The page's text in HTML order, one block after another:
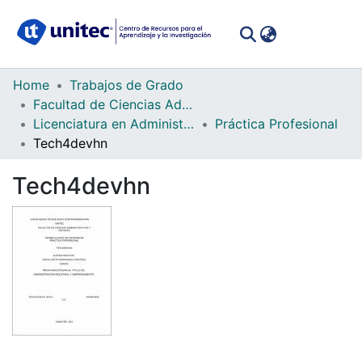
Communities
Collections
Statistics
Home
Trabajos de Grado
Facultad de Ciencias Administrativas y Sociales
Licenciatura en Administración Industrial e Inteligencia de Negocios
Práctica Profesional
Tech4devhn
Tech4devhn